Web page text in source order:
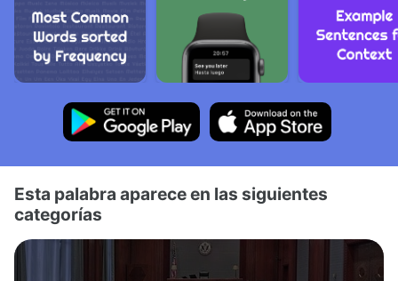
Esta palabra aparece en las siguientes
categorías